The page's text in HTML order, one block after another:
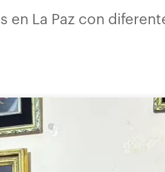
en La Paz con